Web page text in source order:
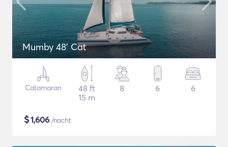
Mumby 48' Cat
Catamaran
48 ft
15 m
8 6 6
$1,606 /nacht